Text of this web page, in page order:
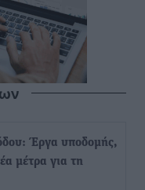
Έργα υποδομής,
μέτρα για τη